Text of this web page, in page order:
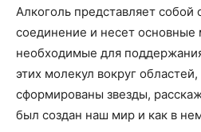
Алкоголь представляет собой
соединение и несет основные
необходимые для
этих молекул вокруг
сформированы звезды,
был создан наш мир и как в